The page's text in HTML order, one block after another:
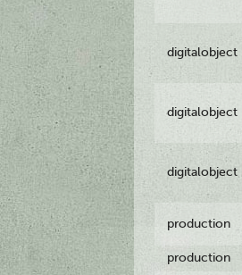
digitalobject
digitalobject
digitalobject
production
production